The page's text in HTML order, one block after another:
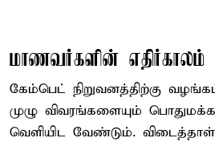
மாணவர்களின் எதிர்காலம்
கேம்பெட் நிறுவனத்திற்கு
முழு விவரங்களையும்
வெளியிட வேண்டும்.